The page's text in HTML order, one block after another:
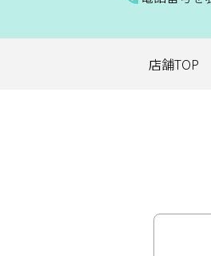
ス
ト
店舗TOP